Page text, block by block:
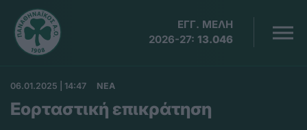
ΕΓΓ. ΜΕΛΗ
2026-27: 13.046
06.01.2025 | 14:47 ΝΕΑ
Εορταστική επικράτηση